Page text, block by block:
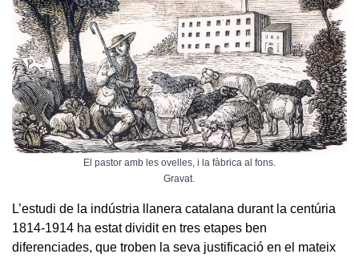
El pastor amb les ovelles, i la fàbrica al fons.
Gravat.
L’estudi de la indústria llanera catalana durant la centúria
1814-1914 ha estat dividit en tres etapes ben
diferenciades, que troben la seva justificació en el mateix